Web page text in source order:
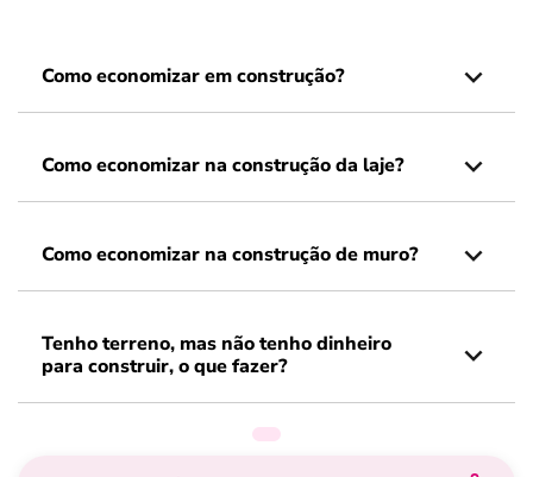
Como economizar em construção?
Como economizar na construção da laje?
Como economizar na construção de muro?
Tenho terreno, mas não tenho dinheiro
para construir, o que fazer?